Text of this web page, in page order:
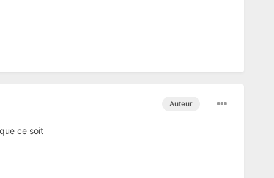
Auteur
ce soit